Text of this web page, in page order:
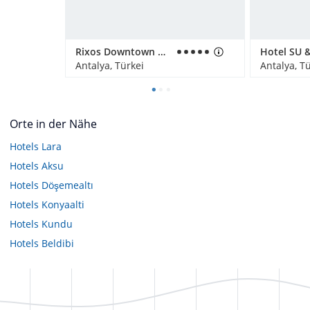
Rixos Downtown Antalya
Antalya, Türkei
Antalya,
Orte in der Nähe
Hotels Lara
Hotels Aksu
Hotels Döşemealtı
Hotels Konyaalti
Hotels Kundu
Hotels Beldibi